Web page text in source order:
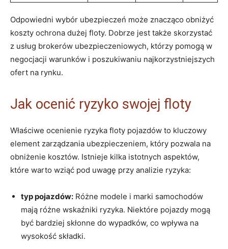
Odpowiedni wybór ubezpieczeń może znacząco obniżyć
koszty ochrona dużej floty. Dobrze jest także skorzystać
z usług brokerów ubezpieczeniowych, którzy pomogą w
negocjacji warunków i poszukiwaniu najkorzystniejszych
ofert na rynku.
Jak ocenić ryzyko swojej floty
Właściwe ocenienie ryzyka floty pojazdów to kluczowy
element zarządzania ubezpieczeniem, który pozwala na
obniżenie kosztów. Istnieje kilka istotnych aspektów,
które warto wziąć pod uwagę przy analizie ryzyka:
typ pojazdów: Różne modele i marki samochodów
mają różne wskaźniki ryzyka. Niektóre pojazdy mogą
być bardziej skłonne do wypadków, co wpływa na
wysokość składki.